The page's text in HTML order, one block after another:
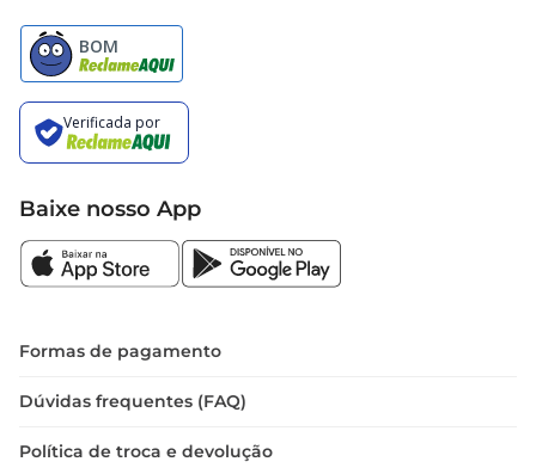
Baixe nosso App
Formas de pagamento
Dúvidas frequentes (FAQ)
Política de troca e devolução